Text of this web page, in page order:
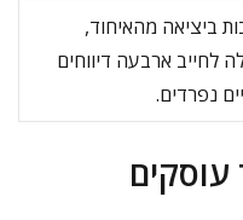
ביציאה מהאיחוד,
לחייב ארבעה דיווחים
נפרדים.